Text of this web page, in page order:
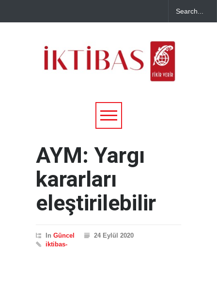
AYM: Yargı
kararları
eleştirilebilir
In Güncel
24 Eylül 2020
iktibas-